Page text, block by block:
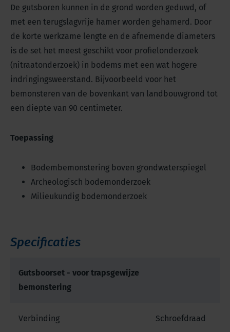
De gutsboren kunnen in de grond worden geduwd, of
met een terugslagvrije hamer worden gehamerd. Door
de korte werkzame lengte en de afnemende diameters
is de set het meest geschikt voor profielonderzoek
(nitraatonderzoek) in bodems met een wat hogere
indringingsweerstand. Bijvoorbeeld voor het
bemonsteren van de bovenkant van landbouwgrond tot
een diepte van 90 centimeter.
Toepassing
Bodembemonstering boven grondwaterspiegel
Archeologisch bodemonderzoek
Milieukundig bodemonderzoek
Specificaties
Gutsboorset - voor trapsgewijze
bemonstering
Verbinding Schroefdraad